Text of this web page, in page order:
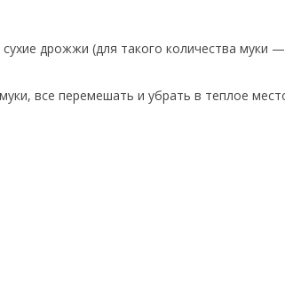
дрожжи (для такого количества муки
все перемешать и убрать в теплое